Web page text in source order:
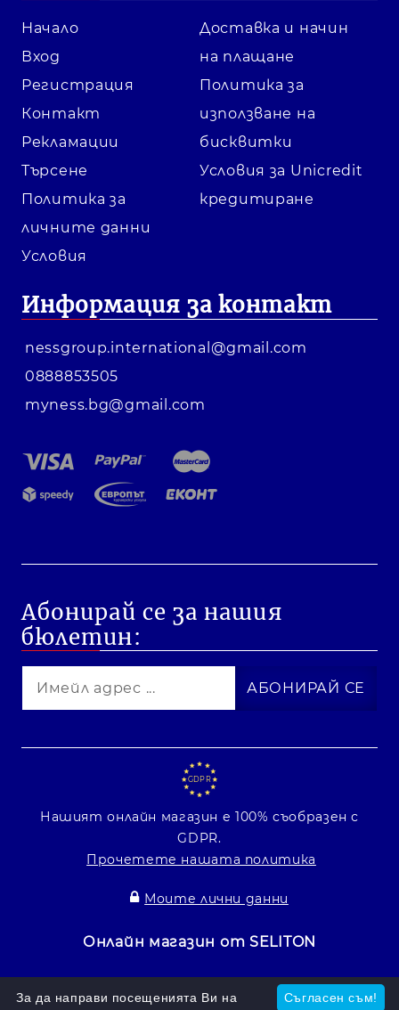
Начало
Вход
Регистрация
Контакт
Рекламации
Търсене
Политика за
личните данни
Условия
Доставка и начин
на плащане
Политика за
използване на
бисквитки
Условия за Unicredit
кредитиране
Информация за контакт
nessgroup.international@gmail.com
0888853505
myness.bg@gmail.com
Абонирай се за нашия
бюлетин:
GDPR
Нашият онлайн магазин е 100% съобразен с
GDPR.
Прочетете нашата политика
Моите лични данни
Онлайн магазин от SELITON
Съгласен съм!
За да направи посещенията Ви на